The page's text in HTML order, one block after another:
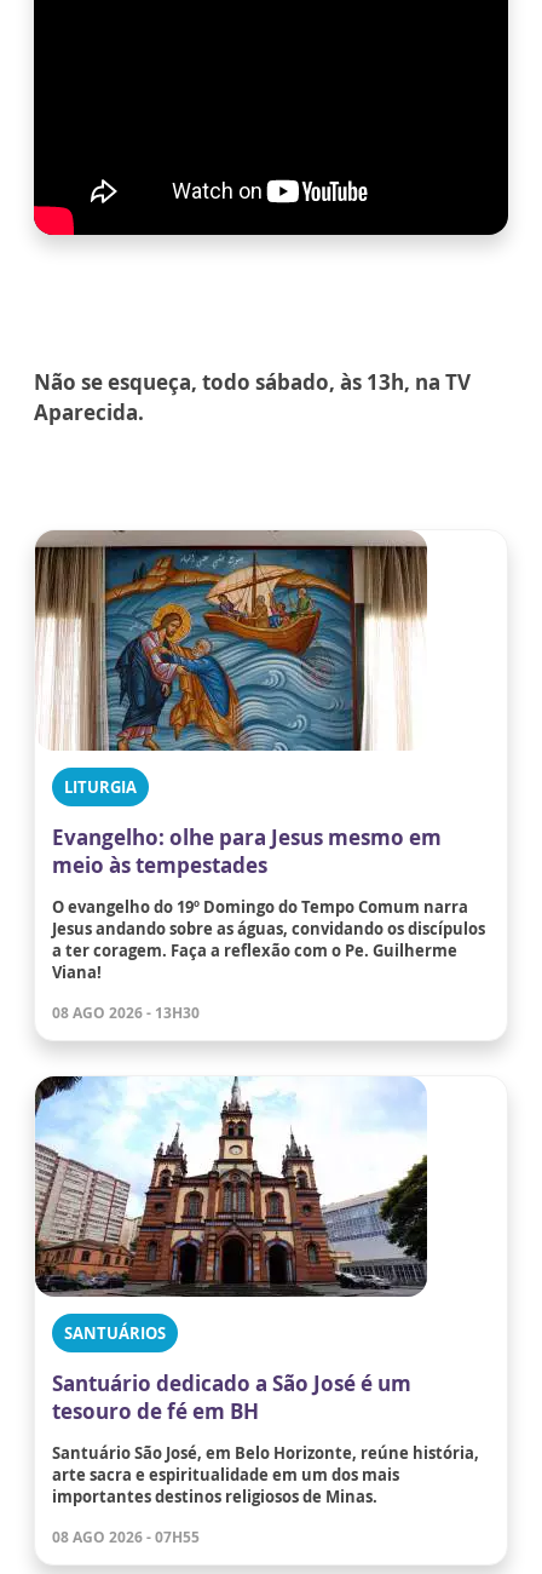
Não se esqueça, todo sábado, às 13h, na TV
Aparecida.
LITURGIA
Evangelho: olhe para Jesus mesmo em
meio às tempestades
O evangelho do 19º Domingo do Tempo Comum narra
Jesus andando sobre as águas, convidando os discípulos
a ter coragem. Faça a reflexão com o Pe. Guilherme
Viana!
08 AGO 2026 - 13H30
SANTUÁRIOS
Santuário dedicado a São José é um
tesouro de fé em BH
Santuário São José, em Belo Horizonte, reúne história,
arte sacra e espiritualidade em um dos mais
importantes destinos religiosos de Minas.
08 AGO 2026 - 07H55